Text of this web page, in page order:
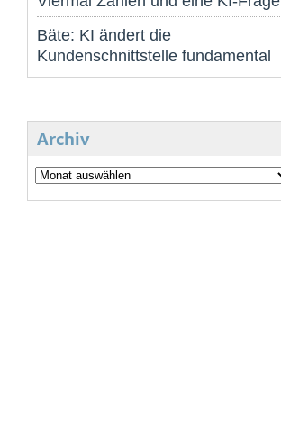
Bäte: KI ändert die
Kundenschnittstelle fundamental
Archiv